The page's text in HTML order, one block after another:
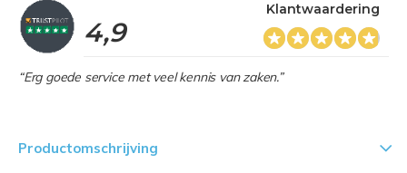
4,9
Klantwaardering
“Erg goede service met veel kennis van zaken.”
Productomschrijving